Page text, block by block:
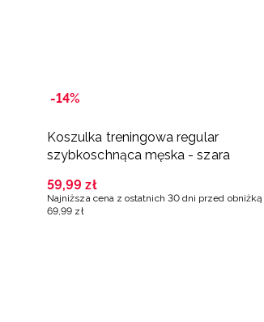
-14%
Koszulka treningowa regular
szybkoschnąca męska - szara
59,99 zł
Najniższa cena z ostatnich 30 dni przed obniżką
69,99 zł